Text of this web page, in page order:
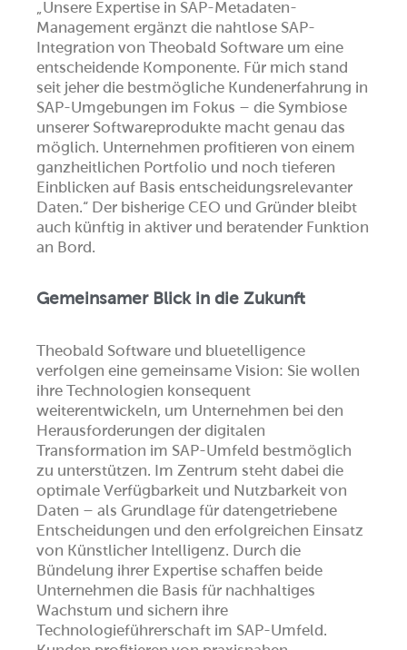
„Unsere Expertise in SAP-Metadaten-
Management ergänzt die nahtlose SAP-
Integration von Theobald Software um eine
entscheidende Komponente. Für mich stand
seit jeher die bestmögliche Kundenerfahrung in
SAP-Umgebungen im Fokus – die Symbiose
unserer Softwareprodukte macht genau das
möglich. Unternehmen profitieren von einem
ganzheitlichen Portfolio und noch tieferen
Einblicken auf Basis entscheidungsrelevanter
Daten.“ Der bisherige CEO und Gründer bleibt
auch künftig in aktiver und beratender Funktion
an Bord.
Gemeinsamer Blick in die Zukunft
Theobald Software und bluetelligence
verfolgen eine gemeinsame Vision: Sie wollen
ihre Technologien konsequent
weiterentwickeln, um Unternehmen bei den
Herausforderungen der digitalen
Transformation im SAP-Umfeld bestmöglich
zu unterstützen. Im Zentrum steht dabei die
optimale Verfügbarkeit und Nutzbarkeit von
Daten – als Grundlage für datengetriebene
Entscheidungen und den erfolgreichen Einsatz
von Künstlicher Intelligenz. Durch die
Bündelung ihrer Expertise schaffen beide
Unternehmen die Basis für nachhaltiges
Wachstum und sichern ihre
Technologieführerschaft im SAP-Umfeld.